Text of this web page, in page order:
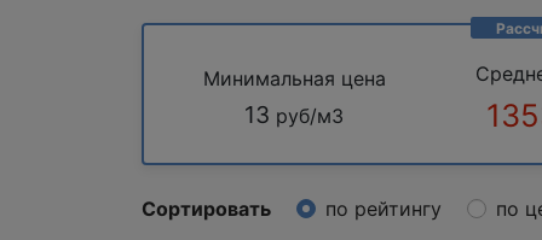
Минимальная цена
13 руб/м3
Сортировать по рейтингу по